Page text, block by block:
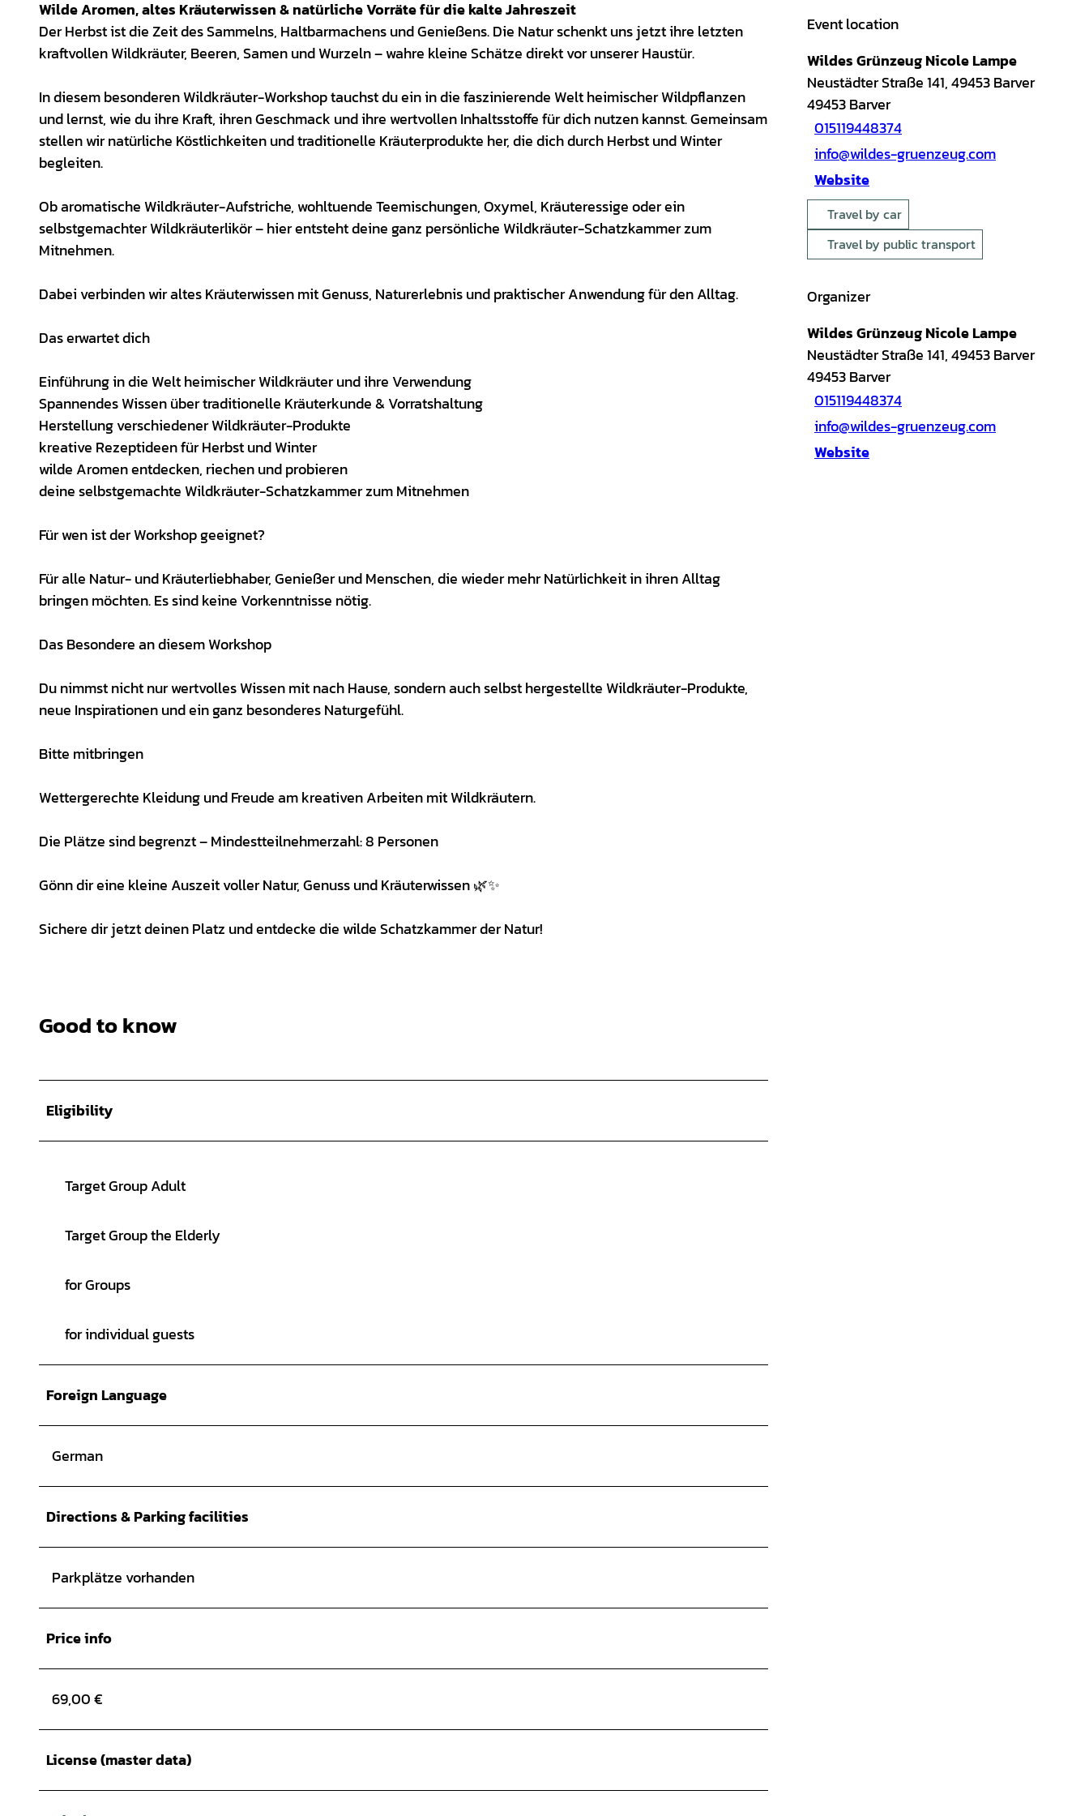
Wilde Aromen, altes Kräuterwissen & natürliche Vorräte für die kalte Jahreszeit
Der Herbst ist die Zeit des Sammelns, Haltbarmachens und Genießens. Die Natur schenkt uns jetzt ihre letzten
kraftvollen Wildkräuter, Beeren, Samen und Wurzeln – wahre kleine Schätze direkt vor unserer Haustür.
In diesem besonderen Wildkräuter-Workshop tauchst du ein in die faszinierende Welt heimischer Wildpflanzen
und lernst, wie du ihre Kraft, ihren Geschmack und ihre wertvollen Inhaltsstoffe für dich nutzen kannst. Gemeinsam
stellen wir natürliche Köstlichkeiten und traditionelle Kräuterprodukte her, die dich durch Herbst und Winter
begleiten.
Ob aromatische Wildkräuter-Aufstriche, wohltuende Teemischungen, Oxymel, Kräuteressige oder ein
selbstgemachter Wildkräuterlikör – hier entsteht deine ganz persönliche Wildkräuter-Schatzkammer zum
Mitnehmen.
Dabei verbinden wir altes Kräuterwissen mit Genuss, Naturerlebnis und praktischer Anwendung für den Alltag.
Das erwartet dich
Einführung in die Welt heimischer Wildkräuter und ihre Verwendung
Spannendes Wissen über traditionelle Kräuterkunde & Vorratshaltung
Herstellung verschiedener Wildkräuter-Produkte
kreative Rezeptideen für Herbst und Winter
wilde Aromen entdecken, riechen und probieren
deine selbstgemachte Wildkräuter-Schatzkammer zum Mitnehmen
Für wen ist der Workshop geeignet?
Für alle Natur- und Kräuterliebhaber, Genießer und Menschen, die wieder mehr Natürlichkeit in ihren Alltag
bringen möchten. Es sind keine Vorkenntnisse nötig.
Das Besondere an diesem Workshop
Du nimmst nicht nur wertvolles Wissen mit nach Hause, sondern auch selbst hergestellte Wildkräuter-Produkte,
neue Inspirationen und ein ganz besonderes Naturgefühl.
Bitte mitbringen
Wettergerechte Kleidung und Freude am kreativen Arbeiten mit Wildkräutern.
Die Plätze sind begrenzt – Mindestteilnehmerzahl: 8 Personen
Gönn dir eine kleine Auszeit voller Natur, Genuss und Kräuterwissen 🌿✨
Sichere dir jetzt deinen Platz und entdecke die wilde Schatzkammer der Natur!
Good to know
Eligibility
Target Group Adult
Target Group the Elderly
for Groups
for individual guests
Foreign Language
German
Directions & Parking facilities
Parkplätze vorhanden
Price info
69,00 €
License (master data)
Event location
Wildes Grünzeug Nicole Lampe
Neustädter Straße 141, 49453 Barver
49453Barver
015119448374
info@wildes-gruenzeug.com
Website
Travel by car
Travel by public transport
Organizer
Wildes Grünzeug Nicole Lampe
Neustädter Straße 141, 49453 Barver
49453Barver
015119448374
info@wildes-gruenzeug.com
Website